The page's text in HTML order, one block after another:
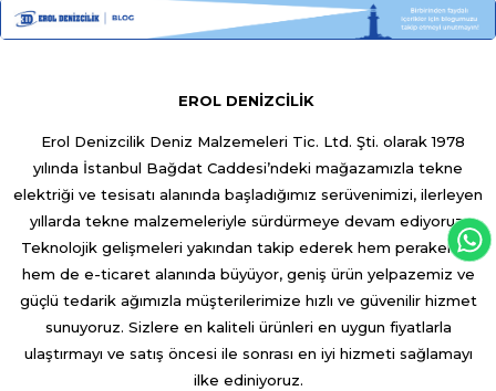
EROL DENİZCİLİK
Erol Denizcilik Deniz Malzemeleri Tic. Ltd. Şti. olarak 1978
yılında İstanbul Bağdat Caddesi’ndeki mağazamızla tekne
elektriği ve tesisatı alanında başladığımız serüvenimizi, ilerleyen
yıllarda tekne malzemeleriyle sürdürmeye devam ediyoruz.
Teknolojik gelişmeleri yakından takip ederek hem perakende
hem de e-ticaret alanında büyüyor, geniş ürün yelpazemiz ve
güçlü tedarik ağımızla müşterilerimize hızlı ve güvenilir hizmet
sunuyoruz. Sizlere en kaliteli ürünleri en uygun fiyatlarla
ulaştırmayı ve satış öncesi ile sonrası en iyi hizmeti sağlamayı
ilke ediniyoruz.